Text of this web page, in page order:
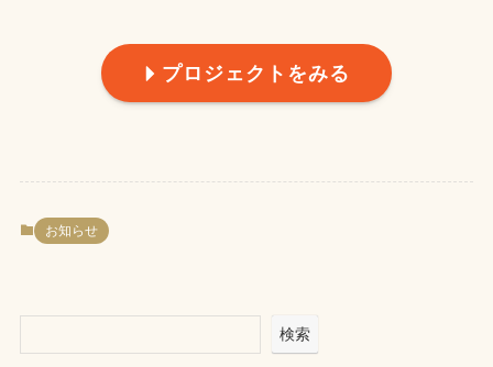
プロジェクトをみる
お知らせ
検索